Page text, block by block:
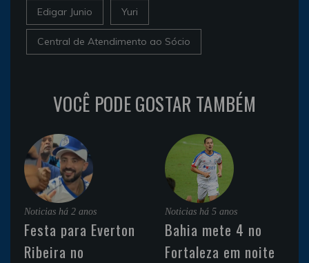
Edigar Junio Yuri
Central de Atendimento ao Sócio
VOCÊ PODE GOSTAR TAMBÉM
Noticias há 2 anos
Festa para Everton
Ribeira no
Noticias há 5 anos
Bahia mete 4 no
Fortaleza em noite